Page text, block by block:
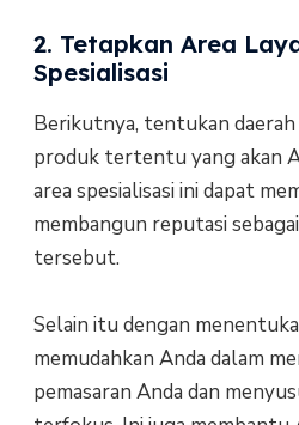
2. Tetapkan Area
Spesialisasi
Berikutnya, tentukan
produk tertentu yang akan
area spesialisasi ini dapat
membangun reputasi
tersebut.
Selain itu dengan
memudahkan Anda dalam
pemasaran Anda dan